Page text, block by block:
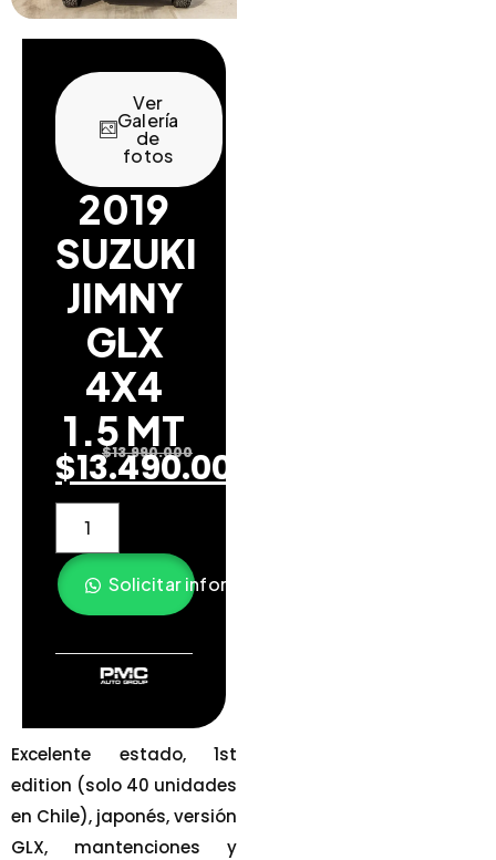
Ver
Galería
de
fotos
2019
SUZUKI
JIMNY
GLX
4X4
1.5 MT
$13.990.000
$13.490.000
Solicitar información
Excelente estado, 1st
edition (solo 40 unidades
en Chile), japonés, versión
GLX, mantenciones y